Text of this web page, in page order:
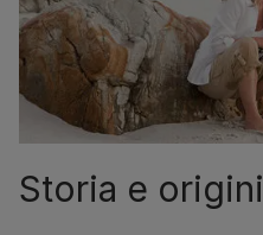
Storia e origini